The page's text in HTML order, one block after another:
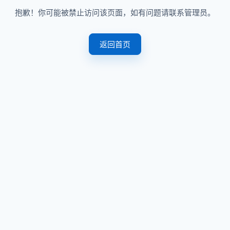
抱歉！你可能被禁止访问该页面，如有问题请联系管理员。
返回首页